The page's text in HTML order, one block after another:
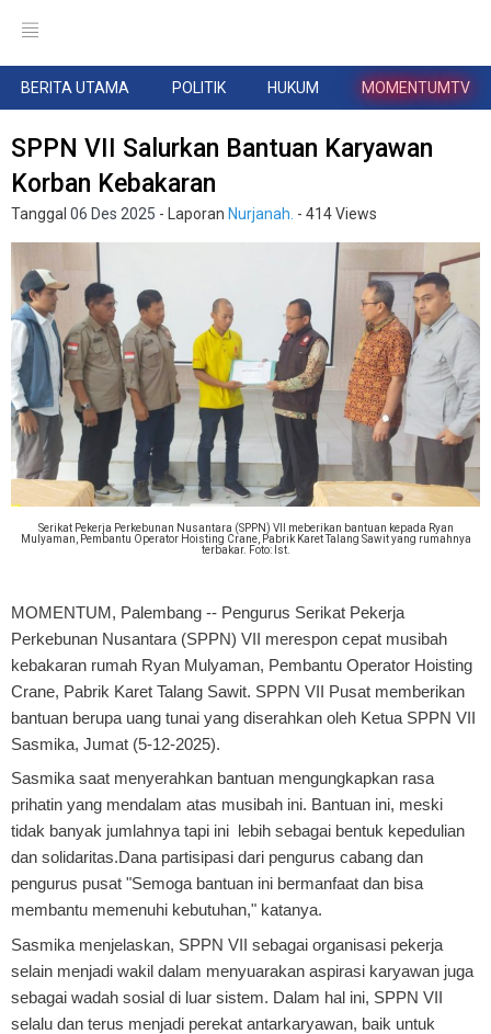
BERITA UTAMA POLITIK HUKUM MOMENTUMTV
SPPN VII Salurkan Bantuan Karyawan
Korban Kebakaran
Tanggal 06 Des 2025 - Laporan Nurjanah. - 414 Views
Serikat Pekerja Perkebunan Nusantara (SPPN) VII meberikan bantuan kepada Ryan
Mulyaman, Pembantu Operator Hoisting Crane, Pabrik Karet Talang Sawit yang rumahnya
terbakar. Foto: Ist.
MOMENTUM, Palembang -- Pengurus Serikat Pekerja
Perkebunan Nusantara (SPPN) VII merespon cepat musibah
kebakaran rumah Ryan Mulyaman, Pembantu Operator Hoisting
Crane, Pabrik Karet Talang Sawit. SPPN VII Pusat memberikan
bantuan berupa uang tunai yang diserahkan oleh Ketua SPPN VII
Sasmika, Jumat (5-12-2025).
Sasmika saat menyerahkan bantuan mengungkapkan rasa
prihatin yang mendalam atas musibah ini. Bantuan ini, meski
tidak banyak jumlahnya tapi ini lebih sebagai bentuk kepedulian
dan solidaritas.Dana partisipasi dari pengurus cabang dan
pengurus pusat "Semoga bantuan ini bermanfaat dan bisa
membantu memenuhi kebutuhan," katanya.
Sasmika menjelaskan, SPPN VII sebagai organisasi pekerja
selain menjadi wakil dalam menyuarakan aspirasi karyawan juga
sebagai wadah sosial di luar sistem. Dalam hal ini, SPPN VII
selalu dan terus menjadi perekat antarkaryawan, baik untuk